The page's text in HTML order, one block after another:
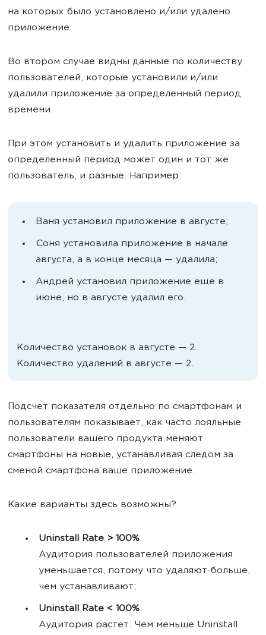
на которых было установлено и/или удалено
приложение.
Во втором случае видны данные по количеству
пользователей, которые установили и/или
удалили приложение за определенный период
времени.
При этом установить и удалить приложение за
определенный период может один и тот же
пользователь, и разные. Например:
Ваня установил приложение в августе;
Соня установила приложение в начале
августа, а в конце месяца — удалила;
Андрей установил приложение еще в
июне, но в августе удалил его.
Количество установок в августе — 2.
Количество удалений в августе — 2.
Подсчет показателя отдельно по смартфонам и
пользователям показывает, как часто лояльные
пользователи вашего продукта меняют
смартфоны на новые, устанавливая следом за
сменой смартфона ваше приложение.
Какие варианты здесь возможны?
Uninstall Rate > 100%
Аудитория пользователей приложения
уменьшается, потому что удаляют больше,
чем устанавливают;
Uninstall Rate < 100%
Аудитория растет. Чем меньше Uninstall